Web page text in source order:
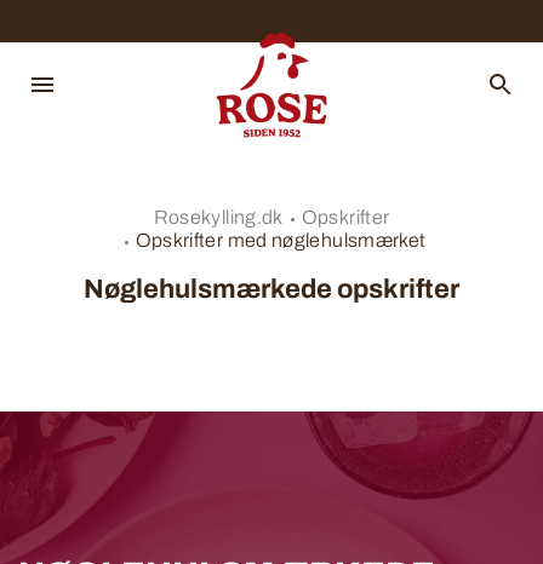
Rosekylling.dk
Opskrifter
Opskrifter med nøglehulsmærket
Nøglehulsmærkede opskrifter